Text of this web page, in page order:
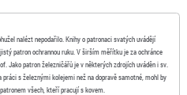
nalézt nepodařilo. Knihy o patronaci svatých uvádějí
patron ochrannou ruku. V širším měřítku je za ochránce
Jako patron železničářů je v některých zdrojích uváděn i sv.
s železnými kolejemi než na dopravě samotné, mohl by
všech, kteří pracují s kovem.